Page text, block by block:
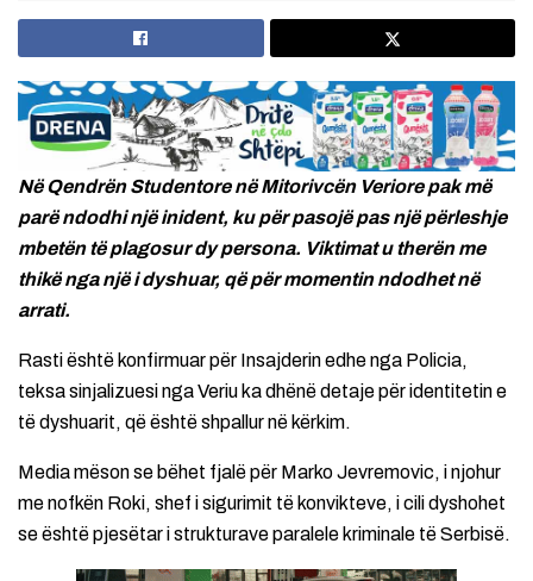
Në Qendrën Studentore në Mitorivcën Veriore pak më
parë ndodhi një inident, ku për pasojë pas një përleshje
mbetën të plagosur dy persona. Viktimat u therën me
thikë nga një i dyshuar, që për momentin ndodhet në
arrati.
Rasti është konfirmuar për Insajderin edhe nga Policia,
teksa sinjalizuesi nga Veriu ka dhënë detaje për identitetin e
të dyshuarit, që është shpallur në kërkim.
Media mëson se bëhet fjalë për Marko Jevremovic, i njohur
me nofkën Roki, shef i sigurimit të konvikteve, i cili dyshohet
se është pjesëtar i strukturave paralele kriminale të Serbisë.